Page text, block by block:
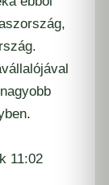
11:02